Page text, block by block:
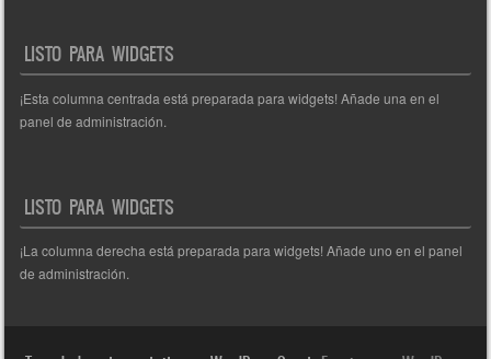
LISTO PARA WIDGETS
¡Esta columna centrada está preparada para widgets! Añade una en el
panel de administración.
LISTO PARA WIDGETS
¡La columna derecha está preparada para widgets! Añade uno en el panel
de administración.